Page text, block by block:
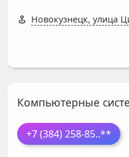
Новокузнецк, улица
Компьютерные
+7 (384) 258-85..**